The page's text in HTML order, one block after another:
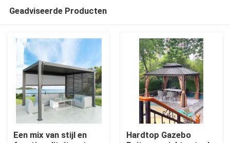
Geadviseerde Producten
Een mix van stijl en
Hardtop Gazebo